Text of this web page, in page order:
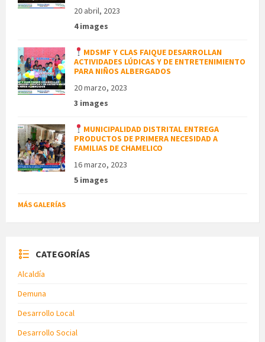
20 abril, 2023
4 images
MDSMF Y CLAS FAIQUE DESARROLLAN
ACTIVIDADES LÚDICAS Y DE ENTRETENIMIENTO
PARA NIÑOS ALBERGADOS
20 marzo, 2023
3 images
MUNICIPALIDAD DISTRITAL ENTREGA
PRODUCTOS DE PRIMERA NECESIDAD A
FAMILIAS DE CHAMELICO
16 marzo, 2023
5 images
MÁS GALERÍAS
CATEGORÍAS
Alcaldía
Demuna
Desarrollo Local
Desarrollo Social